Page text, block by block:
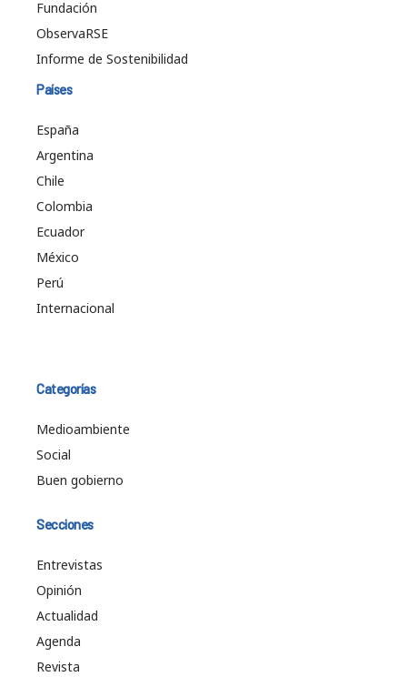
Fundación
ObservaRSE
Informe de Sostenibilidad
Países
España
Argentina
Chile
Colombia
Ecuador
México
Perú
Internacional
Categorías
Medioambiente
Social
Buen gobierno
Secciones
Entrevistas
Opinión
Actualidad
Agenda
Revista